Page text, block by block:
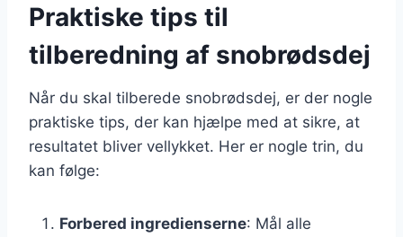
Praktiske tips til
tilberedning af snobrødsdej
Når du skal tilberede snobrødsdej, er der nogle
praktiske tips, der kan hjælpe med at sikre, at
resultatet bliver vellykket. Her er nogle trin, du
kan følge:
Forbered ingredienserne: Mål alle